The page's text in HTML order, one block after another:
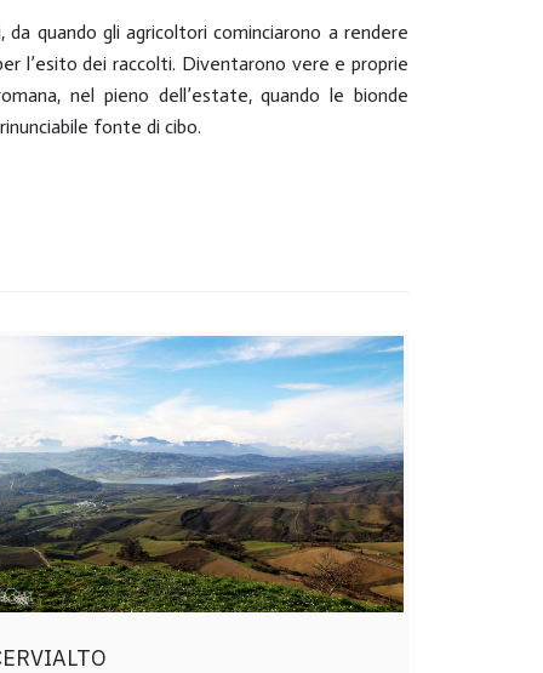
quando gli agricoltori cominciarono a rendere
l’esito dei raccolti. Diventarono vere e proprie
nel pieno dell’estate, quando le bionde
fonte di cibo.